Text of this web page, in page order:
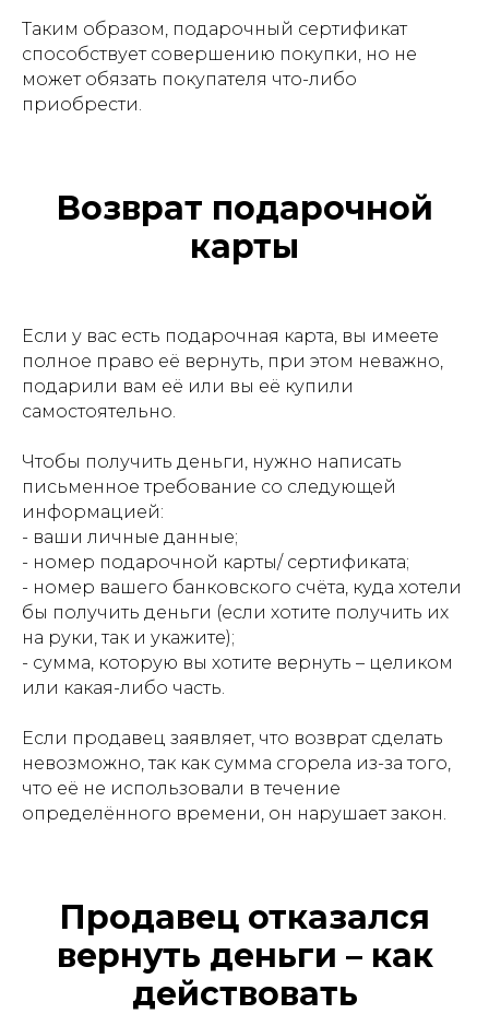
Таким образом, подарочный сертификат
способствует совершению покупки, но не
может обязать покупателя что-либо
приобрести.
Возврат подарочной
карты
Если у вас есть подарочная карта, вы имеете
полное право её вернуть, при этом неважно,
подарили вам её или вы её купили
самостоятельно.
Чтобы получить деньги, нужно написать
письменное требование со следующей
информацией:
- ваши личные данные;
- номер подарочной карты/ сертификата;
- номер вашего банковского счёта, куда хотели
бы получить деньги (если хотите получить их
на руки, так и укажите);
- сумма, которую вы хотите вернуть – целиком
или какая-либо часть.
Если продавец заявляет, что возврат сделать
невозможно, так как сумма сгорела из-за того,
что её не использовали в течение
определённого времени, он нарушает закон.
Продавец отказался
вернуть деньги – как
действовать